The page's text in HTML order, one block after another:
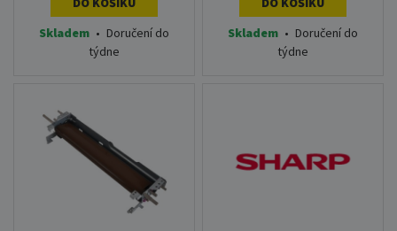
Skladem • Doručení do
týdne
Skladem • Doručení do
týdne